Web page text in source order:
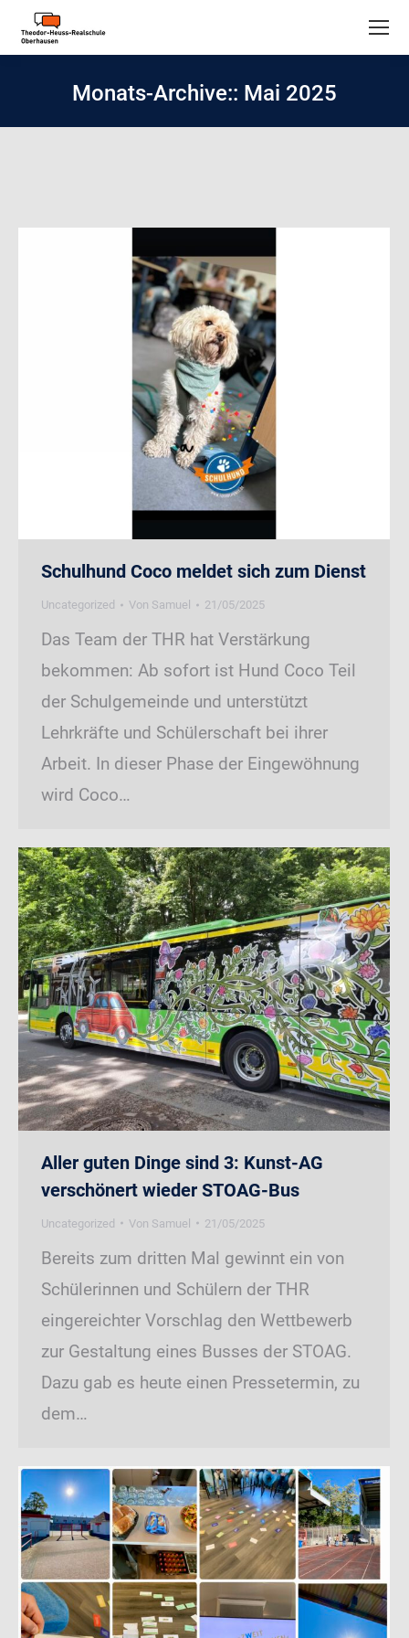
Monats-Archive:: Mai 2025
Schulhund Coco meldet sich zum Dienst
Uncategorized Von Samuel 21/05/2025
Das Team der THR hat Verstärkung
bekommen: Ab sofort ist Hund Coco Teil
der Schulgemeinde und unterstützt
Lehrkräfte und Schülerschaft bei ihrer
Arbeit. In dieser Phase der Eingewöhnung
wird Coco…
Aller guten Dinge sind 3: Kunst-AG
verschönert wieder STOAG-Bus
Uncategorized Von Samuel 21/05/2025
Bereits zum dritten Mal gewinnt ein von
Schülerinnen und Schülern der THR
eingereichter Vorschlag den Wettbewerb
zur Gestaltung eines Busses der STOAG.
Dazu gab es heute einen Pressetermin, zu
dem…